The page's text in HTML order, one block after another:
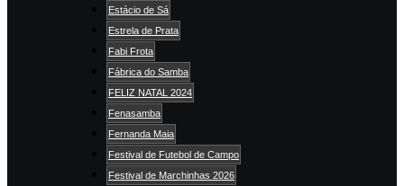
Estácio de Sá
Estrela de Prata
Fabi Frota
Fábrica do Samba
FELIZ NATAL 2024
Fenasamba
Fernanda Maia
Festival de Futebol de Campo
Festival de Marchinhas 2026